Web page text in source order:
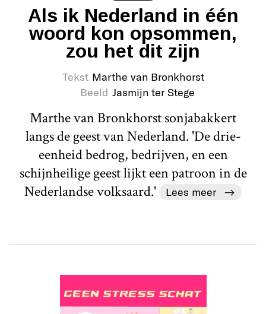
Als ik Nederland in één
woord kon opsommen,
zou het dit zijn
Tekst Marthe van Bronkhorst
Beeld Jasmijn ter Stege
Marthe van Bronkhorst sonjabakkert
langs de geest van Nederland. 'De drie-
eenheid bedrog, bedrijven, en een
schijnheilige geest lijkt een patroon in de
Nederlandse volksaard.'
Lees meer